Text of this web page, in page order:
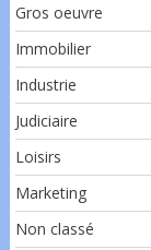
Gros oeuvre
Immobilier
Industrie
Judiciaire
Loisirs
Marketing
Non classé